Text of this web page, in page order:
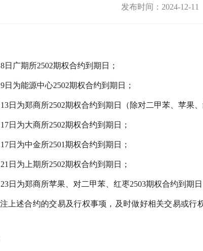
发布时间：2024-12-11
日广期所2502期权合约到期日；
日为能源中心2502期权合约到期日；
日为郑商所2502期权合约到期日（除对二甲苯、苹果、
日为大商所2502期权合约到期日；
日为中金所2501期权合约到期日；
日为上期所2502期权合约到期日；
日为郑商所苹果、对二甲苯、红枣2503期权合约到期日
上述合约的交易及行权事项，及时做好相关交易或行